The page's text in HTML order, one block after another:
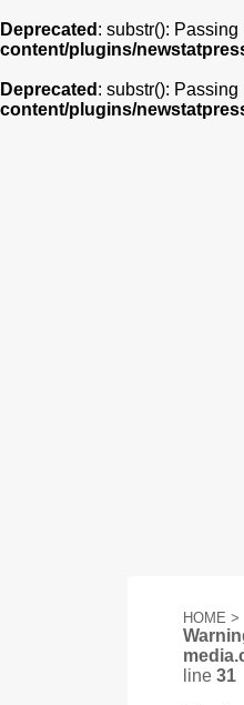
Deprecated : substr():
content/plugins/
Deprecated : substr():
content/plugins/
HOME >
line 31